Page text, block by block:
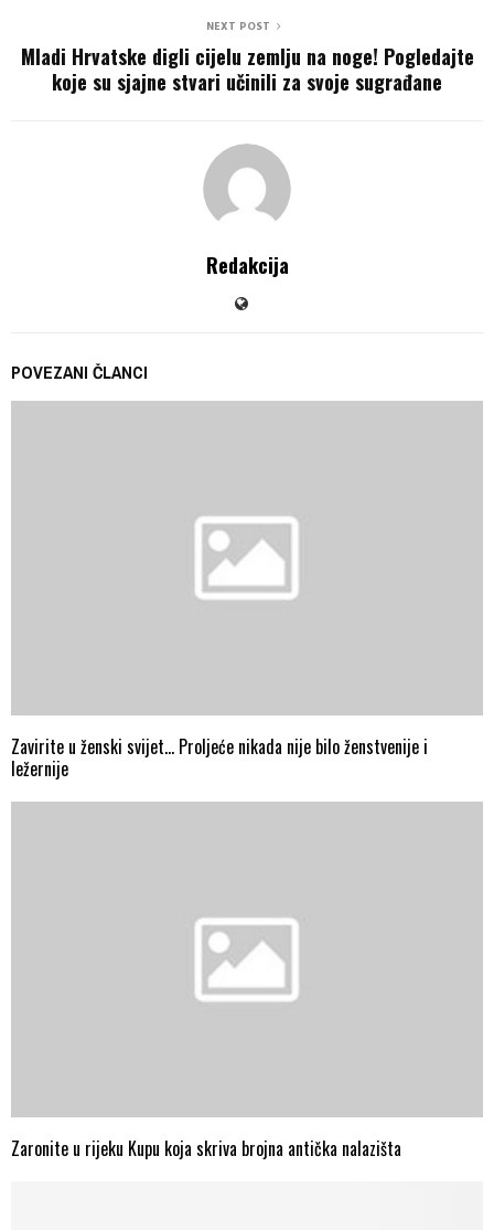
NEXT POST
Mladi Hrvatske digli cijelu zemlju na noge! Pogledajte
koje su sjajne stvari učinili za svoje sugrađane
Redakcija
POVEZANI ČLANCI
Zavirite u ženski svijet… Proljeće nikada nije bilo ženstvenije i
ležernije
Zaronite u rijeku Kupu koja skriva brojna antička nalazišta